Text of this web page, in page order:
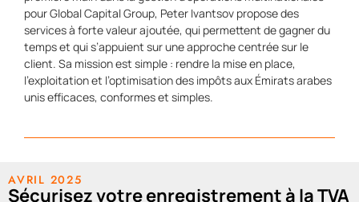
pour Global Capital Group, Peter Ivantsov propose des
services à forte valeur ajoutée, qui permettent de gagner du
temps et qui s’appuient sur une approche centrée sur le
client. Sa mission est simple : rendre la mise en place,
l’exploitation et l’optimisation des impôts aux Émirats arabes
unis efficaces, conformes et simples.
AVRIL 2025
Sécurisez votre enregistrement à la TVA